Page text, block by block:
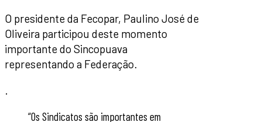
O presidente da Fecopar, Paulino José de
Oliveira participou deste momento
importante do Sincopuava
representando a Federação.
.
“Os Sindicatos são importantes em